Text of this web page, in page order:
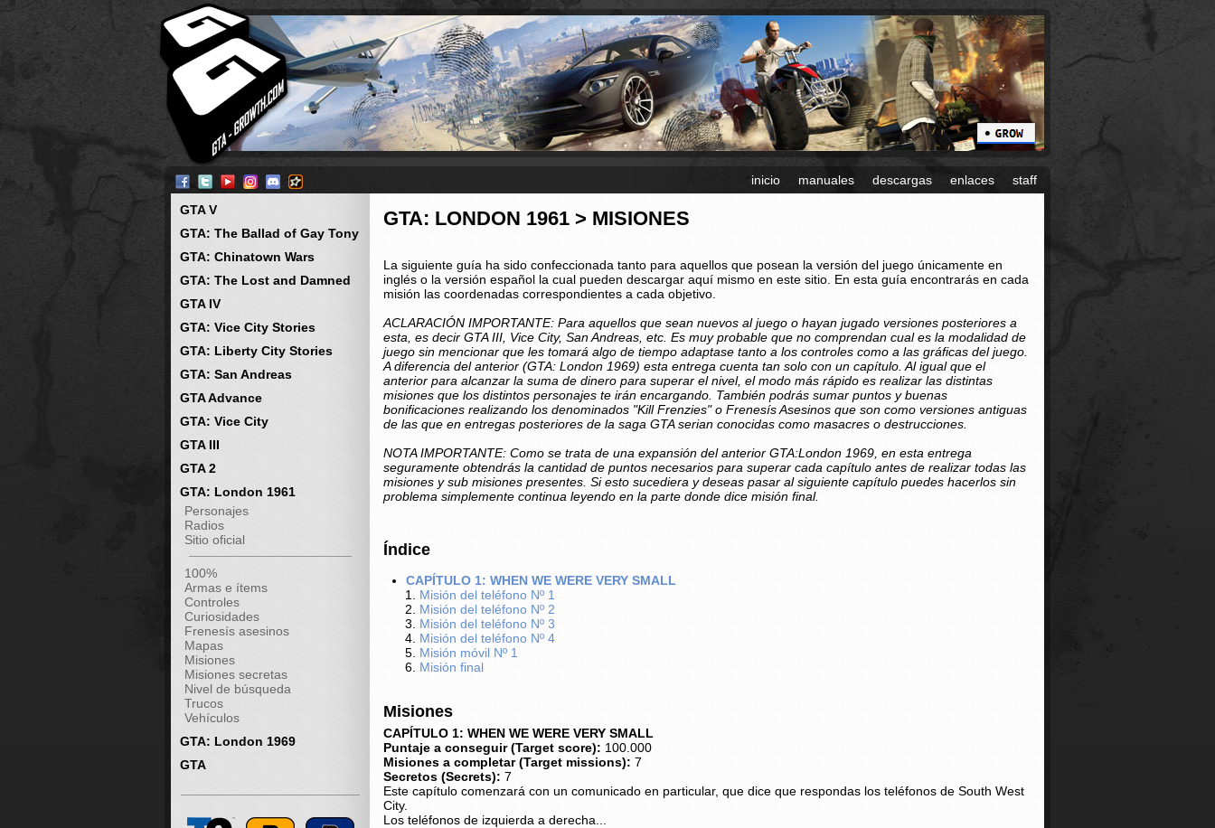
inicio manuales descargas enlaces staff
GTA V
GTA: The Ballad of Gay Tony
GTA: Chinatown Wars
GTA: The Lost and Damned
GTA IV
GTA: Vice City Stories
GTA: Liberty City Stories
GTA: San Andreas
GTA Advance
GTA: Vice City
GTA III
GTA 2
GTA: London 1961
Personajes
Radios
Sitio oficial
100%
Armas e ítems
Controles
Curiosidades
Frenesís asesinos
Mapas
Misiones
Misiones secretas
Nivel de búsqueda
Trucos
Vehículos
GTA: London 1969
GTA
GTA: LONDON 1961 > MISIONES
La siguiente guía ha sido confeccionada tanto para aquellos que posean la versión del juego únicamente en
inglés o la versión español la cual pueden descargar aquí mismo en este sitio. En esta guía encontrarás en cada
misión las coordenadas correspondientes a cada objetivo.
ACLARACIÓN IMPORTANTE: Para aquellos que sean nuevos al juego o hayan jugado versiones posteriores a
esta, es decir GTA III, Vice City, San Andreas, etc. Es muy probable que no comprendan cual es la modalidad de
juego sin mencionar que les tomará algo de tiempo adaptase tanto a los controles como a las gráficas del juego.
A diferencia del anterior (GTA: London 1969) esta entrega cuenta tan solo con un capítulo. Al igual que el
anterior para alcanzar la suma de dinero para superar el nivel, el modo más rápido es realizar las distintas
misiones que los distintos personajes te irán encargando. También podrás sumar puntos y buenas
bonificaciones realizando los denominados "Kill Frenzies" o Frenesís Asesinos que son como versiones antiguas
de las que en entregas posteriores de la saga GTA serian conocidas como masacres o destrucciones.
NOTA IMPORTANTE: Como se trata de una expansión del anterior GTA:London 1969, en esta entrega
seguramente obtendrás la cantidad de puntos necesarios para superar cada capítulo antes de realizar todas las
misiones y sub misiones presentes. Si esto sucediera y deseas pasar al siguiente capítulo puedes hacerlos sin
problema simplemente continua leyendo en la parte donde dice misión final.
Índice
CAPÍTULO 1: WHEN WE WERE VERY SMALL
Misión del teléfono Nº 1
Misión del teléfono Nº 2
Misión del teléfono Nº 3
Misión del teléfono Nº 4
Misión móvil Nº 1
Misión final
Misiones
CAPÍTULO 1: WHEN WE WERE VERY SMALL
Puntaje a conseguir (Target score): 100.000
Misiones a completar (Target missions): 7
Secretos (Secrets): 7
Este capítulo comenzará con un comunicado en particular, que dice que respondas los teléfonos de South West
City.
Los teléfonos de izquierda a derecha...